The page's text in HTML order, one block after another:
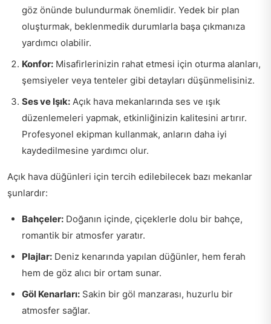
göz önünde bulundurmak önemlidir. Yedek bir plan
oluşturmak, beklenmedik durumlarla başa çıkmanıza
yardımcı olabilir.
Konfor: Misafirlerinizin rahat etmesi için oturma alanları,
şemsiyeler veya tenteler gibi detayları düşünmelisiniz.
Ses ve Işık: Açık hava mekanlarında ses ve ışık
düzenlemeleri yapmak, etkinliğinizin kalitesini artırır.
Profesyonel ekipman kullanmak, anların daha iyi
kaydedilmesine yardımcı olur.
Açık hava düğünleri için tercih edilebilecek bazı mekanlar
şunlardır:
Bahçeler: Doğanın içinde, çiçeklerle dolu bir bahçe,
romantik bir atmosfer yaratır.
Plajlar: Deniz kenarında yapılan düğünler, hem ferah
hem de göz alıcı bir ortam sunar.
Göl Kenarları: Sakin bir göl manzarası, huzurlu bir
atmosfer sağlar.